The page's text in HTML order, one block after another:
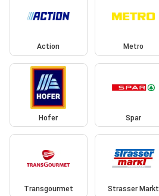
Action Metro
Hofer Spar
Transgourmet Strasser Markt